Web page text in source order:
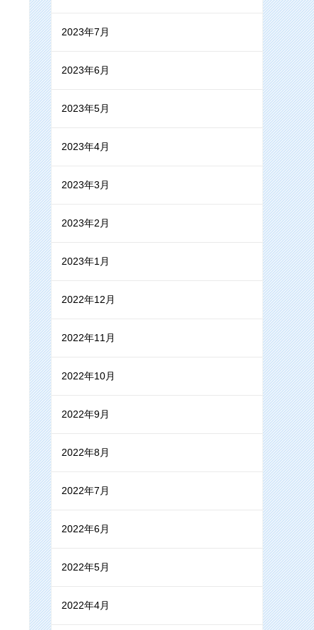
2023年7月
2023年6月
2023年5月
2023年4月
2023年3月
2023年2月
2023年1月
2022年12月
2022年11月
2022年10月
2022年9月
2022年8月
2022年7月
2022年6月
2022年5月
2022年4月